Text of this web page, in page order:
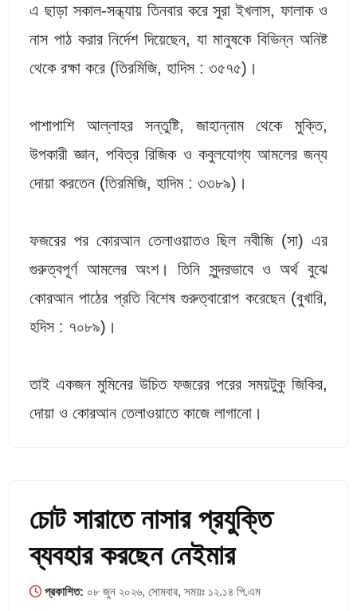
এ ছাড়া সকাল-সন্ধ্যায় তিনবার করে সুরা ইখলাস, ফালাক ও
নাস পাঠ করার নির্দেশ দিয়েছেন, যা মানুষকে বিভিন্ন অনিষ্ট
থেকে রক্ষা করে (তিরমিজি, হাদিস : ৩৫৭৫)।
পাশাপাশি আল্লাহর সন্তুষ্টি, জাহান্নাম থেকে মুক্তি,
উপকারী জ্ঞান, পবিত্র রিজিক ও কবুলযোগ্য আমলের জন্য
দোয়া করতেন (তিরমিজি, হাদিম : ৩৩৮৯)।
ফজরের পর কোরআন তেলাওয়াতও ছিল নবীজি (সা) এর
গুরুত্বপূর্ণ আমলের অংশ। তিনি সুন্দরভাবে ও অর্থ বুঝে
কোরআন পাঠের প্রতি বিশেষ গুরুত্বারোপ করেছেন (বুখারি,
হদিস : ৭০৮৯)।
তাই একজন মুমিনের উচিত ফজরের পরের সময়টুকু জিকির,
দোয়া ও কোরআন তেলাওয়াতে কাজে লাগানো।
চোট সারাতে নাসার প্রযুক্তি
ব্যবহার করছেন নেইমার
প্রকাশিত: ০৮ জুন ২০২৬, সোমবার, সময়ঃ ১২.১৪ পি.এম